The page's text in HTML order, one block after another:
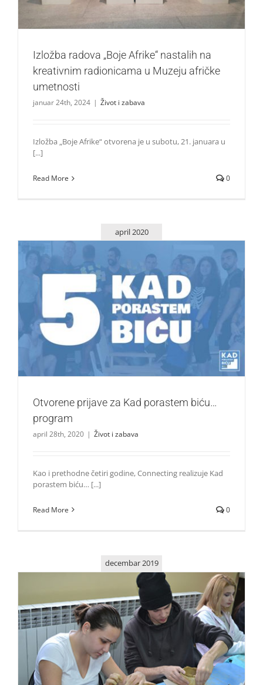
Izložba radova „Boje Afrike“ nastalih na
kreativnim radionicama u Muzeju afričke
umetnosti
januar 24th, 2024 | Život i zabava
Izložba „Boje Afrike“ otvorena je u subotu, 21. januara u
[...]
Read More 0
april 2020
Otvorene prijave za Kad porastem biću… program
Život i zabava
Otvorene prijave za Kad porastem biću…
program
april 28th, 2020 | Život i zabava
Kao i prethodne četiri godine, Connecting realizuje Kad
porastem biću… [...]
Read More 0
decembar 2019
Boje Afrike- zimski raspust 2020. u Muzeju afričke
umetnosti
Život i zabava